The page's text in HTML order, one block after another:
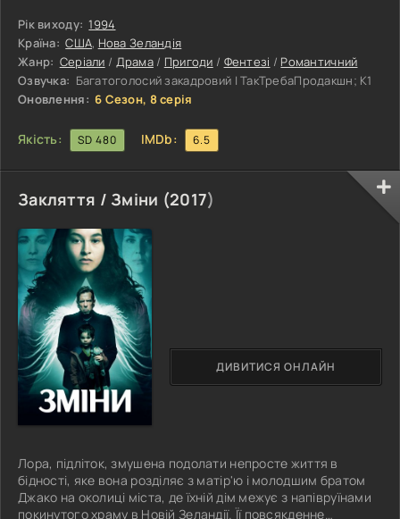
чоловіка і постаралася зробити так, щоб життя героя було
сповнене різних складнощів. Збожеволіла від ревнощів
Гера зробила його божевільним, після чого Геркулес
розправився зі своїми малолітніми дітьми. Як покарання,
він повинен більше
Рік виходу: 1994
Країна: США, Нова Зеландія
Жанр: Серіали / Драма/ Пригоди / Фентезі / Романтичний
Озвучка: Багатоголосий закадровий | ТакТребаПродакшн; К1
Оновлення: 6 Сезон, 8 серія
Якість: SD 480 IMDb: 6.5
Закляття / Зміни (2017)
Лора, підліток, змушена подолати непросте життя в
бідності, яке вона розділяє з матір'ю і молодшим братом
Джако на околиці міста, де їхній дім межує з напівруїнами
покинутого храму в Новій Зеландії. Її повсякденне
ДИВИТИСЯ ОНЛАЙН